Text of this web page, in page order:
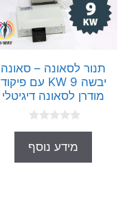
תנור לסאונה – סאונה
יבשה 9 KW עם פיקוד
מודרן לסאונה דיגיטלי
uמידע נוסף